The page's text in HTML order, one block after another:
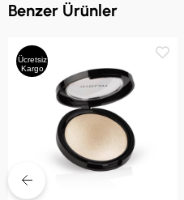
Benzer Ürünler
Ücretsiz
Kargo